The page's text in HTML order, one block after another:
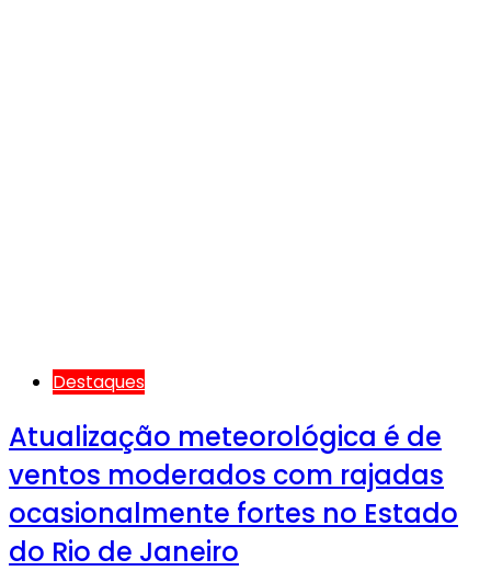
Destaques
Atualização meteorológica é de
ventos moderados com rajadas
ocasionalmente fortes no Estado
do Rio de Janeiro